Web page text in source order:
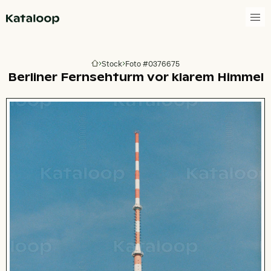
Zur Homepage
Stock Foto #0376675
Berliner Fernsehturm vor klarem Himmel